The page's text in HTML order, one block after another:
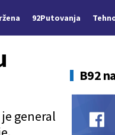
92Putovanja
general
B92